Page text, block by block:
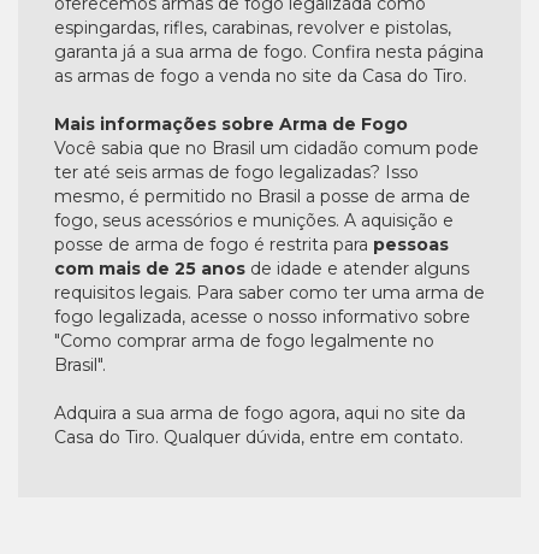
espingardas, rifles, carabinas, revolver e pistolas,
garanta já a sua arma de fogo. Confira nesta página
as armas de fogo a venda no site da Casa do Tiro.
Mais informações sobre Arma de Fogo
Você sabia que no Brasil um cidadão comum pode
ter até seis armas de fogo legalizadas? Isso
mesmo, é permitido no Brasil a posse de arma de
fogo, seus acessórios e munições. A aquisição e
posse de arma de fogo é restrita para pessoas
com mais de 25 anos de idade e atender alguns
requisitos legais. Para saber como ter uma arma de
fogo legalizada, acesse o nosso informativo sobre
"Como comprar arma de fogo legalmente no
Brasil".
Adquira a sua arma de fogo agora, aqui no site da
Casa do Tiro. Qualquer dúvida, entre em contato.